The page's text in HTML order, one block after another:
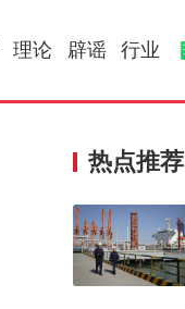
理论 辟谣 行业
热点推荐